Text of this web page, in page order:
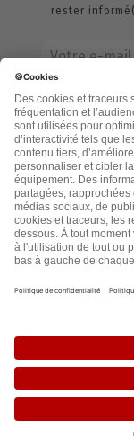
rester
jamais échangée.
2021 -